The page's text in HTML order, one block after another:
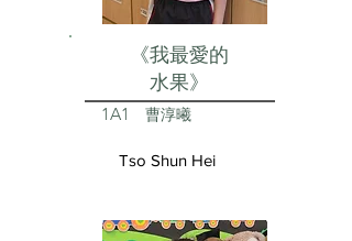
《我最愛的
水果》
1A1 曹淳曦
Tso Shun Hei